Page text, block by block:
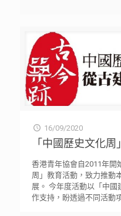
16/09/2020
「中國歷史文化周
香港青年協會自2011年開
周」教育活動，致力推動
展。 今年度活動以「中
作支持，盼透過不同活動